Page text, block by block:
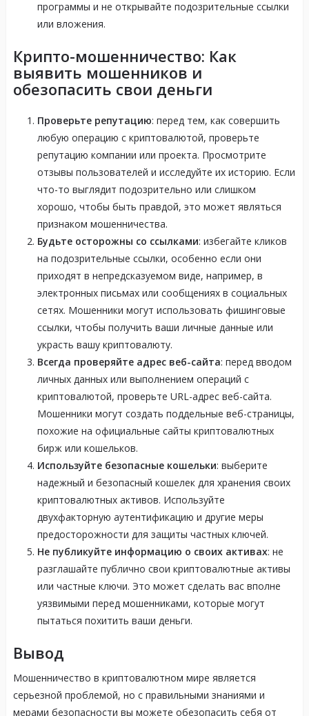
программы и не открывайте подозрительные ссылки
или вложения.
Крипто-мошенничество: Как
выявить мошенников и
обезопасить свои деньги
Проверьте репутацию: перед тем, как совершить
любую операцию с криптовалютой, проверьте
репутацию компании или проекта. Просмотрите
отзывы пользователей и исследуйте их историю. Если
что-то выглядит подозрительно или слишком
хорошо, чтобы быть правдой, это может являться
признаком мошенничества.
Будьте осторожны со ссылками: избегайте кликов
на подозрительные ссылки, особенно если они
приходят в непредсказуемом виде, например, в
электронных письмах или сообщениях в социальных
сетях. Мошенники могут использовать фишинговые
ссылки, чтобы получить ваши личные данные или
украсть вашу криптовалюту.
Всегда проверяйте адрес веб-сайта: перед вводом
личных данных или выполнением операций с
криптовалютой, проверьте URL-адрес веб-сайта.
Мошенники могут создать поддельные веб-страницы,
похожие на официальные сайты криптовалютных
бирж или кошельков.
Используйте безопасные кошельки: выберите
надежный и безопасный кошелек для хранения своих
криптовалютных активов. Используйте
двухфакторную аутентификацию и другие меры
предосторожности для защиты частных ключей.
Не публикуйте информацию о своих активах: не
разглашайте публично свои криптовалютные активы
или частные ключи. Это может сделать вас вполне
уязвимыми перед мошенниками, которые могут
пытаться похитить ваши деньги.
Вывод
Мошенничество в криптовалютном мире является
серьезной проблемой, но с правильными знаниями и
мерами безопасности вы можете обезопасить себя от